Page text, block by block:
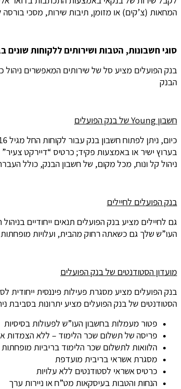
המחאות (צ’קים) או מזומן, תיבות שירות, מסכי
סוגי חשבונות, הטבות ושירותים ללקוחות שונים
בנק הפועלים מציע סל של שירותים המאפשרים ניהול
הבנק
חשבון Youngשל בנק הפועלים
ניהול קל ונוח, מכל מקום, של חשבון הבנק, כולל
בנק הפועלים לחיילים
גם לחיילים מציע בנק הפועלים תנאים ייחודיים
העו”ש שלך גם כשאתה רחוק מהבית, ועלויות מופחתות
מועדון הסטודנטים של בנק הפועלים
בנק הפועלים מציע מסגרת פעילות פיננסית
הסטודנטים של בנק הפועלים מציע יתרונות בסביבת
פטור מעמלות בחשבון העו”ש לפעולות בסיסיות
פריסה של תשלום שכר הלימוד – ללא הצמדות
הלוואות לתשלום שכר הלימוד בריביות מופחתות
מסגרת אשראי בריבית מועדפת
כרטיס אשראי לסטודנטים ללא עלויות
הנחות והטבות בעיסקאות מט”ח או ניירות ערך